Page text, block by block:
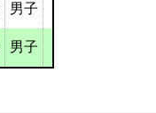
男子
男子